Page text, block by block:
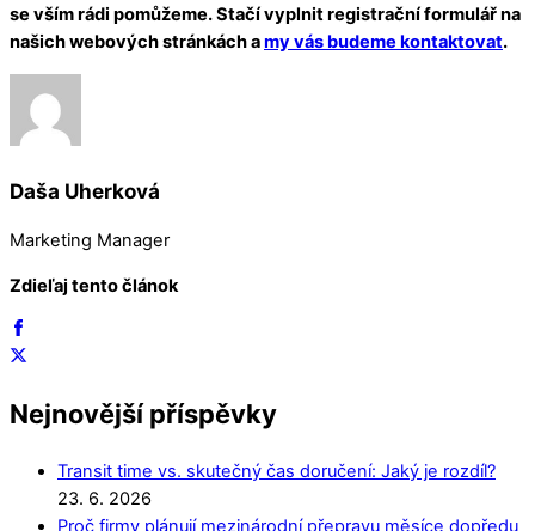
se vším rádi pomůžeme. Stačí vyplnit registrační formulář na
našich webových stránkách amy vás budeme kontaktovat.
Daša Uherková
Marketing Manager
Zdieľaj tento článok
Nejnovější příspěvky
Transit time vs. skutečný čas doručení: Jaký je rozdíl?
23. 6. 2026
Proč firmy plánují mezinárodní přepravu měsíce dopředu